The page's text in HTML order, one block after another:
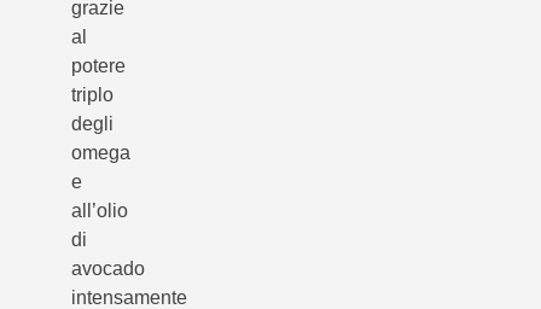
grazie
al
potere
triplo
degli
omega
e
all’olio
di
avocado
intensamente